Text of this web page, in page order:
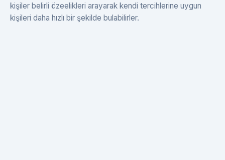
kişiler belirli özeelikleri arayarak kendi tercihlerine uygun
kişileri daha hızlı bir şekilde bulabilirler.